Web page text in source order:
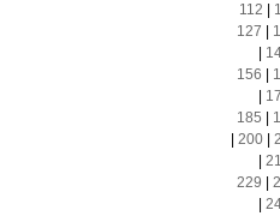
112
127
156
185
200|
229